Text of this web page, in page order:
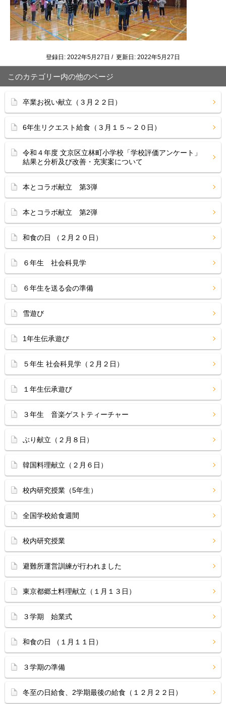
登録日: 2022年5月27日 / 更新日: 2022年5月27日
このカテゴリー内の他のページ
卒業お祝い献立（３月２２日）
6年生リクエスト給食（３月１５～２０日）
令和４年度 文京区立林町小学校「学校評価アンケート」
結果と分析及び改善・充実案について
本とコラボ献立 第3弾
本とコラボ献立 第2弾
和食の日 （２月２０日）
６年生 社会科見学
６年生を送る会の準備
雪遊び
1年生伝承遊び
５年生 社会科見学（２月２日）
１年生伝承遊び
３年生 音楽ゲストティーチャー
ぶり献立（２月８日）
韓国料理献立（２月６日）
校内研究授業（5年生）
全国学校給食週間
校内研究授業
避難所運営訓練が行われました
東京都郷土料理献立（１月１３日）
３学期 始業式
和食の日 （１月１１日）
３学期の準備
冬至の日給食、2学期最後の給食（１２月２２日）